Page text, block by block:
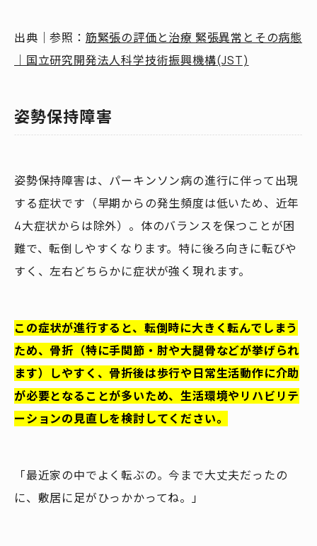
出典｜参照： 筋緊張の評価と治療 緊張異常とその病態
｜国立研究開発法人科学技術振興機構(JST)
姿勢保持障害
姿勢保持障害は、パーキンソン病の進行に伴って出現
する症状です（早期からの発生頻度は低いため、近年
4大症状からは除外）。体のバランスを保つことが困
難で、転倒しやすくなります。特に後ろ向きに転びや
すく、左右どちらかに症状が強く現れます。
この症状が進行すると、転倒時に大きく転んでしまう
ため、骨折（特に手関節・肘や大腿骨などが挙げられ
ます）しやすく、骨折後は歩行や日常生活動作に介助
が必要となることが多いため、生活環境やリハビリテ
ーションの見直しを検討してください。
「最近家の中でよく転ぶの。今まで大丈夫だったの
に、敷居に足がひっかかってね。」